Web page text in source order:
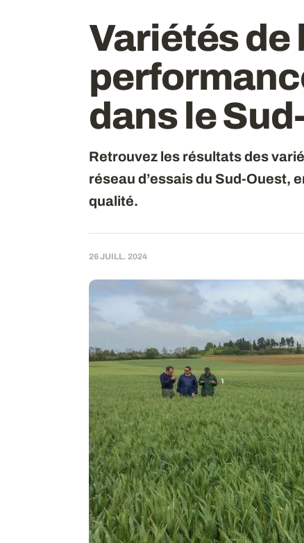
Variétés de
dans le
Retrouvez les résultats des
réseau d’essais du Sud-Ouest,
qualité.
26 JUILL. 2024